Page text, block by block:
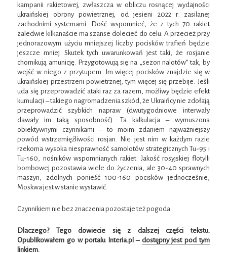
kampanii rakietowej, zwłaszcza w obliczu rosnącej wydajności
ukraińskiej obrony powietrznej, od jesieni 2022 r. zasilanej
zachodnimi systemami. Dość wspomnieć, że z tych 70 rakiet
zaledwie kilkanaście ma szanse dolecieć do celu. A przecież przy
jednorazowym użyciu mniejszej liczby pocisków trafień będzie
jeszcze mniej. Skutek tych uwarunkowań jest taki, że rosjanie
chomikują amunicję. Przygotowują się na „sezon nalotów” tak, by
wejść w niego z przytupem. Im więcej pocisków znajdzie się w
ukraińskiej przestrzeni powietrznej, tym więcej się przebije. Jeśli
uda się przeprowadzić ataki raz za razem, możliwy będzie efekt
kumulacji – takiego nagromadzenia szkód, że Ukraińcy nie zdołają
przeprowadzić szybkich napraw (dwutygodniowe interwały
dawały im taką sposobność). Ta kalkulacja – wymuszona
obiektywnymi czynnikami – to moim zdaniem najważniejszy
powód wstrzemięźliwości rosjan. Nie jest nim w każdym razie
rzekoma wysoka niesprawność samolotów strategicznych Tu-95 i
Tu-160, nośników wspomnianych rakiet. Jakość rosyjskiej flotylli
bombowej pozostawia wiele do życzenia, ale 30-40 sprawnych
maszyn, zdolnych ponieść 100-160 pocisków jednocześnie,
Moskwa jest w stanie wystawić.
Czynnikiem nie bez znaczenia pozostaje też pogoda.
Dlaczego? Tego dowiecie się z dalszej części tekstu.
Opublikowałem go w portalu Interia.pl – dostępny jest pod tym
linkiem.